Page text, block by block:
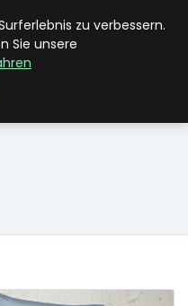
zu verbessern.
Sie unsere